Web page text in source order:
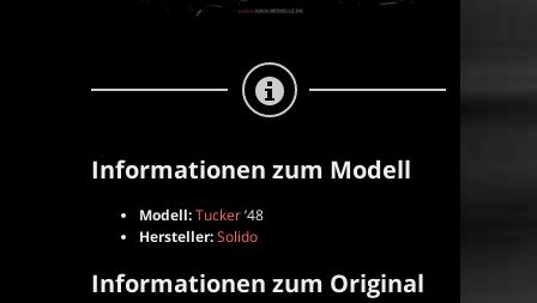
Informationen zum Modell
Modell:Tucker’48
Hersteller:Solido
Informationen zum Original